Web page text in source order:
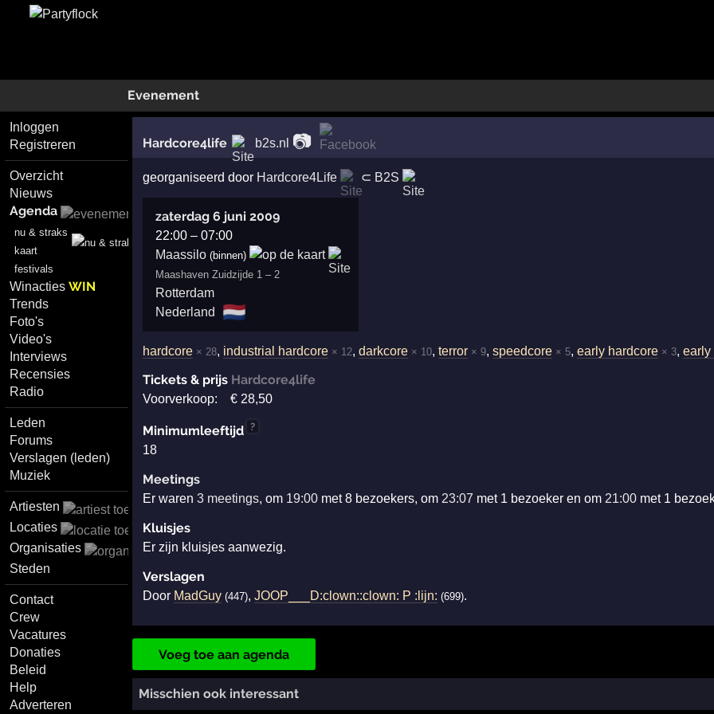
Evenement
Inloggen
Registreren
Overzicht
Nieuws
Agenda
nu & straks
kaart
festivals
WinactiesWIN
Trends
Foto's
Video's
Interviews
Recensies
Radio
Leden
Forums
Verslagen (leden)
Muziek
Artiesten
Locaties
Organisaties
Steden
Contact
Crew
Vacatures
Donaties
Beleid
Help
Adverteren
Hardcore4life b2s.nl 📷
georganiseerd door Hardcore4Life ⊂ B2S
zaterdag 6 juni 2009
22:00– 07:00
Maassilo (binnen)
Maashaven Zuidzijde 1 – 2
Rotterdam
Nederland
🇳🇱
hardcore × 28, industrial hardcore × 12, darkcore × 10, terror × 9, speedcore × 5, early hardcore × 3, early
Tickets & prijs Hardcore4life
Voorverkoop: € 28,50
Minimumleeftijd ?
18
Meetings
Er waren 3 meetings, om 19:00met 8 bezoekers, om 23:07 met 1 bezoeker en om 21:00met 1
Kluisjes
Er zijn kluisjes aanwezig.
Verslagen
Door MadGuy (447), JOOP___D:clown::clown: P :lijn: (699).
Voeg toe aan agenda
Misschien ook interessant